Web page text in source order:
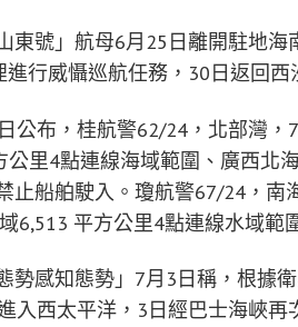
東號」航母6月25日離開駐地
行威懾巡航任務，30日返回西
公布，桂航警62/24，北部灣
公里4點連線海域範圍、廣西北
止船舶駛入。瓊航警67/24，南
6,513 平方公里4點連線水域範
勢感知態勢」7月3日稱，根據
入西太平洋，3日經巴士海峽